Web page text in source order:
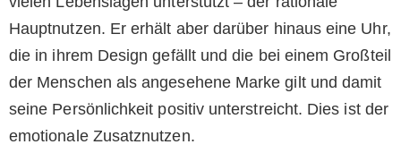
Hauptnutzen. Er erhält aber darüber hinaus eine Uhr,
die in ihrem Design gefällt und die bei einem Großteil
der Menschen als angesehene Marke gilt und damit
seine Persönlichkeit positiv unterstreicht. Dies ist der
emotionale Zusatznutzen.